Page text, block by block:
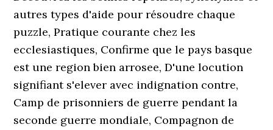
autres types d'aide pour résoudre chaque
puzzle, Pratique courante chez les
ecclesiastiques, Confirme que le pays basque
est une region bien arrosee, D'une locution
signifiant s'elever avec indignation contre,
Camp de prisonniers de guerre pendant la
seconde guerre mondiale, Compagnon de